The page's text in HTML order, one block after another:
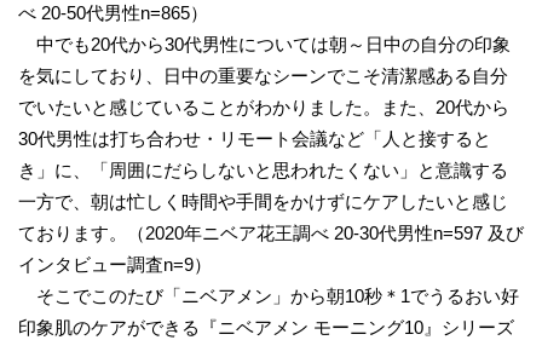
べ 20-50代男性n=865）
中でも20代から30代男性については朝～日中の自分の印象
を気にしており、日中の重要なシーンでこそ清潔感ある自分
でいたいと感じていることがわかりました。また、20代から
30代男性は打ち合わせ・リモート会議など「人と接すると
き」に、「周囲にだらしないと思われたくない」と意識する
一方で、朝は忙しく時間や手間をかけずにケアしたいと感じ
ております。（2020年ニベア花王調べ 20-30代男性n=597 及び
インタビュー調査n=9）
そこでこのたび「ニベアメン」から朝10秒＊1でうるおい好
印象肌のケアができる『ニベアメン モーニング10』シリーズ